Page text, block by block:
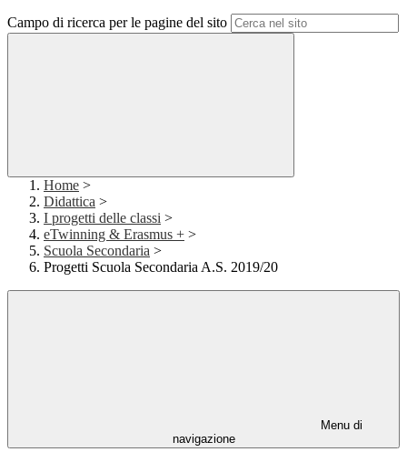
Campo di ricerca per le pagine del sito
Home >
Didattica >
I progetti delle classi >
eTwinning & Erasmus + >
Scuola Secondaria >
Progetti Scuola Secondaria A.S. 2019/20
Menu di
navigazione